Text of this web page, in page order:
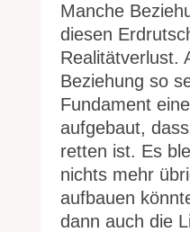
Manche
diesen
Realitätverlust.
Beziehung so
Fundament
aufgebaut,
retten ist. Es
nichts mehr
aufbauen
dann auch die